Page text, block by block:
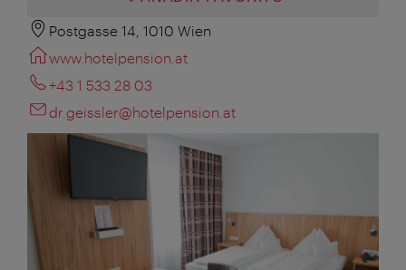
Postgasse 14, 1010 Wien
www.hotelpension.at
+43 1 533 28 03
dr.geissler@hotelpension.at